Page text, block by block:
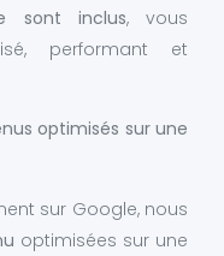
sont inclus, vous
performant et
optimisés sur une
sur Google, nous
optimisées sur une